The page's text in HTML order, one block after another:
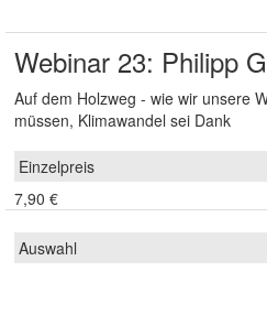
Webinar 23: Philipp
Auf dem Holzweg - wie wir unsere
müssen, Klimawandel sei Dank
7,90 €